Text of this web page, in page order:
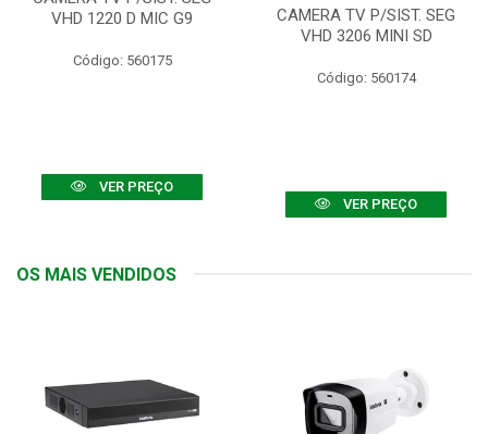
VHD 1220 D MIC G9
Código: 560175
VER PREÇO
CAMERA TV P/SIST. SEG
VHD 3206 MINI SD
Código: 560174
VER PREÇO
OS MAIS VENDIDOS